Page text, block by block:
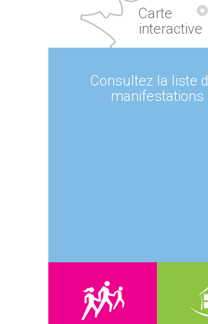
Carte
interactive
Consultez la liste
manifestations